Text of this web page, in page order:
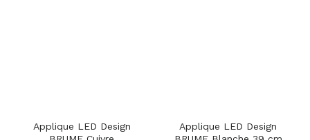
Applique LED Design
Applique LED Design